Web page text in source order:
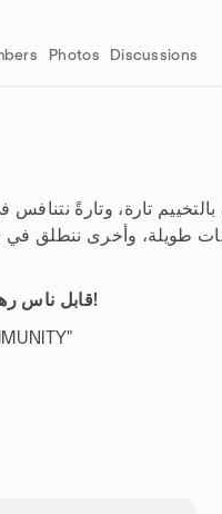
Photos Discussions
تارة، وتارةً
قابل ناس رهيبين، وعش تجربة حلوة!